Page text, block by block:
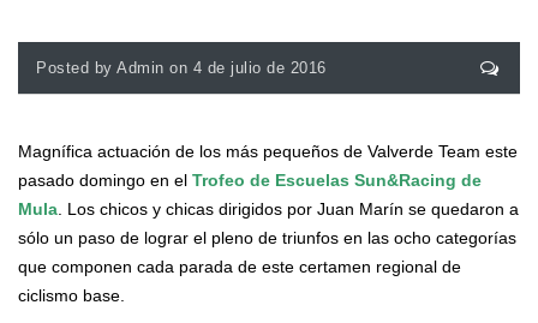
Posted by Admin on 4 de julio de 2016
Magnífica actuación de los más pequeños de Valverde Team este
pasado domingo en el Trofeo de Escuelas Sun&Racing de
Mula . Los chicos y chicas dirigidos por Juan Marín se quedaron a
sólo un paso de lograr el pleno de triunfos en las ocho categorías
que componen cada parada de este certamen regional de
ciclismo base.